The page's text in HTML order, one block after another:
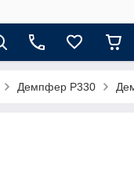
Демпфер P330